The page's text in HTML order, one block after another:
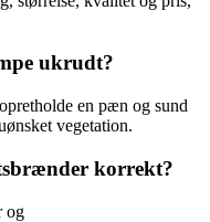
ukrudt?
en pæn og sund
vegetation.
korrekt?
og